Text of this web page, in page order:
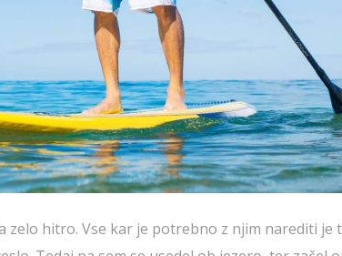
zelo hitro. Vse kar je potrebno z njim narediti je